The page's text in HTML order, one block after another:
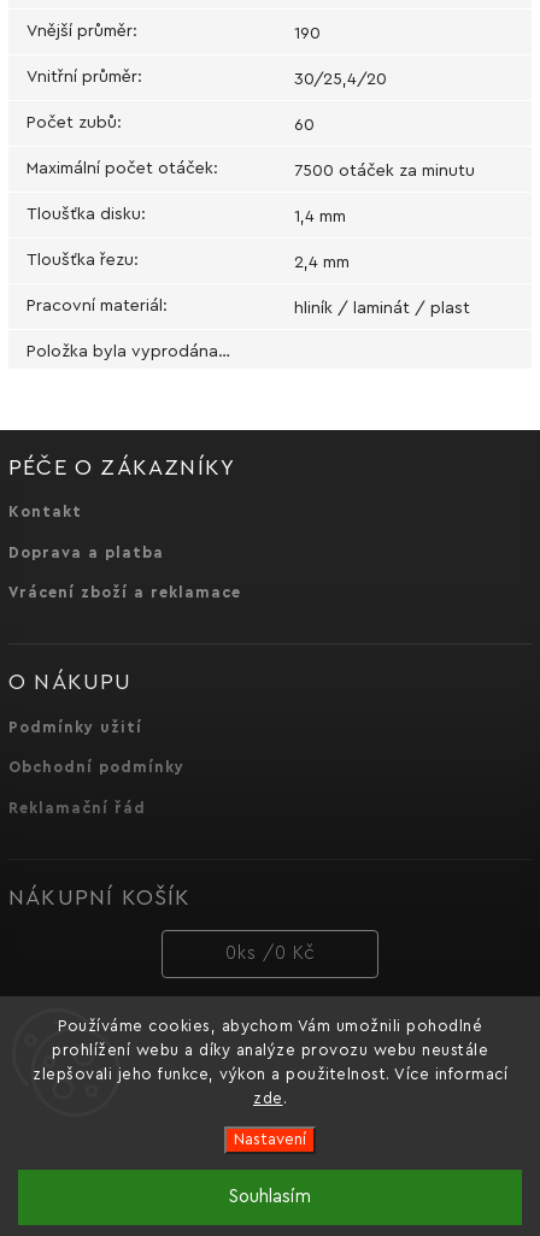
Používáme cookies, abychom Vám umožnili pohodlné
prohlížení webu a díky analýze provozu webu neustále
zlepšovali jeho funkce, výkon a použitelnost. Více informací
zde .
Nastavení
Souhlasím
Oficiální e-shop značky nářadí Dnipro-M pro Česko a
Slovensko.
Vnější průměr: 190
Vnitřní průměr: 30/25,4/20
Počet zubů: 60
Maximální počet otáček: 7500 otáček za minutu
Tloušťka disku: 1,4 mm
Tloušťka řezu: 2,4 mm
Pracovní materiál : hliník / laminát / plast
Položka byla vyprodána…
PÉČE O ZÁKAZNÍKY
Kontakt
Doprava a platba
Vrácení zboží a reklamace
O NÁKUPU
Podmínky užití
Obchodní podmínky
Reklamační řád
NÁKUPNÍ KOŠÍK
0 ks / 0 Kč
PŘIJÍMÁME ONLINE PLATBY